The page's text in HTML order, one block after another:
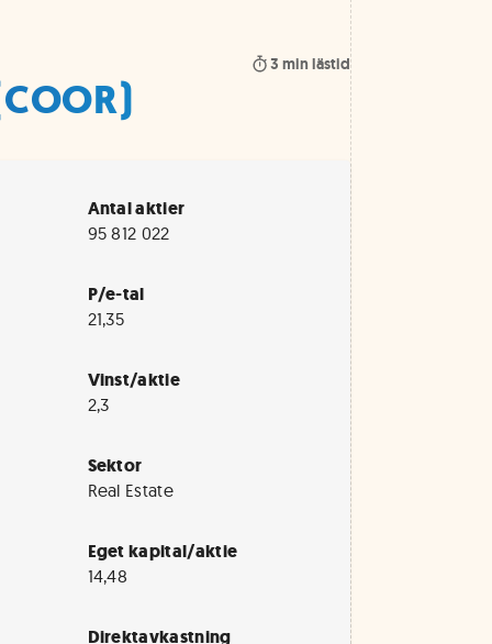
3 min lästid
Antal aktier
95 812 022
P/e-tal
21,35
Vinst/aktie
2,3
Sektor
Real Estate
Eget kapital/aktie
14,48
Direktavkastning